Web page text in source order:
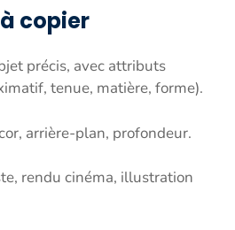
copier
précis, avec attributs
tenue, matière, forme).
arrière-plan, profondeur.
rendu cinéma, illustration